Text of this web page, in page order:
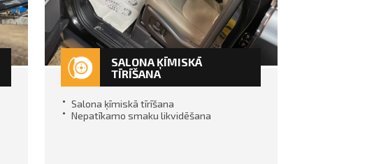
SALONA ĶĪMISKĀ
TĪRĪŠANA
Salona ķīmiskā tīrīšana
Nepatīkamo smaku likvidēšana